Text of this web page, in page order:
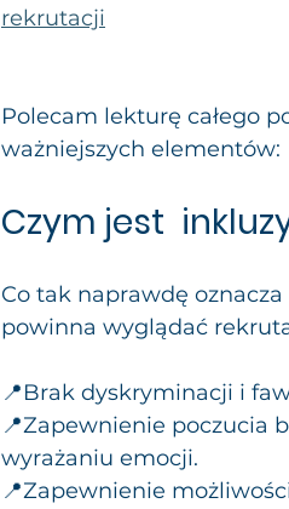
rekrutacji
Polecam lekturę całego
ważniejszych elementów:
Czym jest
Co tak naprawdę
powinna wyglądać
📍Brak dyskryminacji i
📍Zapewnienie poczucia
wyrażaniu emocji.
📍Zapewnienie